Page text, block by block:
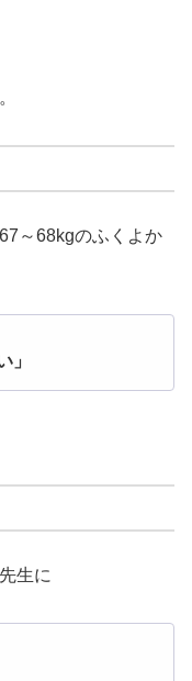
～68kgのふくよか
」
生に